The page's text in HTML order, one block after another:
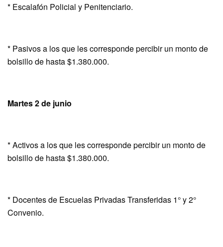
* Escalafón Policial y Penitenciario.
* Pasivos a los que les corresponde percibir un monto de
bolsillo de hasta $1.380.000.
Martes 2 de junio
* Activos a los que les corresponde percibir un monto de
bolsillo de hasta $1.380.000.
* Docentes de Escuelas Privadas Transferidas 1° y 2°
Convenio.